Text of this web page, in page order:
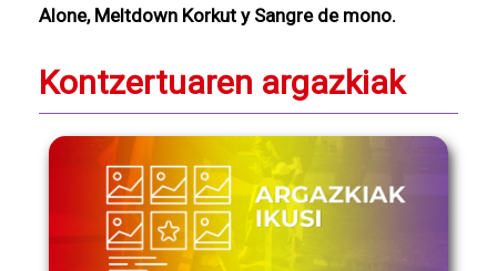
Alone, Meltdown Korkut y Sangre de mono.
Kontzertuaren argazkiak